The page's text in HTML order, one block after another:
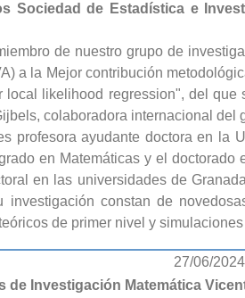
Sociedad de Estadística e
de nuestro grupo de
a la Mejor contribución
local likelihood regression", del
colaboradora internacional del
profesora ayudante doctora en la
en Matemáticas y el
en las universidades de
investigación constan de
de primer nivel y
27/06/2024
de Investigación Matemática